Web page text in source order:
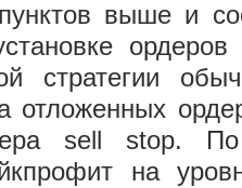
выше и
стратегии
отложенных
sell stop. По
на